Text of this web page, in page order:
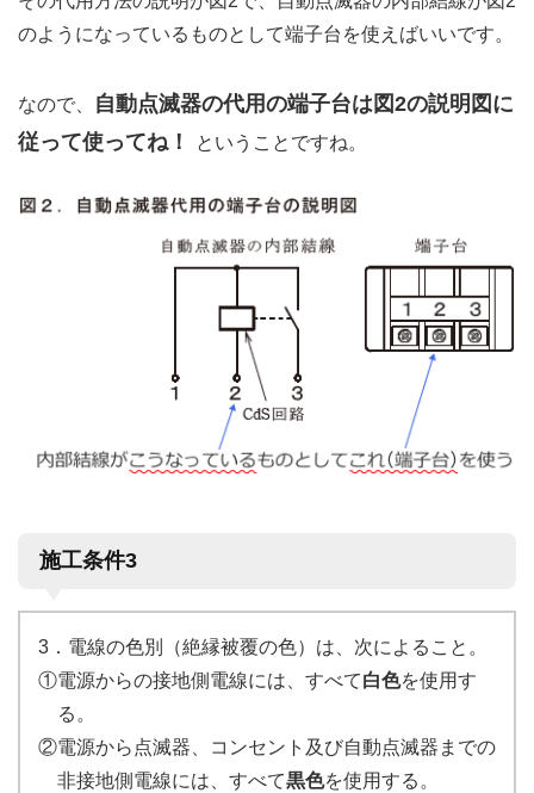
のようになっているものとして端子台を使えばいいです。
なので、
自動点滅器の代用の端子台は図2の説明図に
従って使ってね！
ということですね。
施工条件3
3．電線の色別（絶縁被覆の色）は、次によること。
①電源からの接地側電線には、すべて白色を使用す
る。
②電源から点滅器、コンセント及び自動点滅器までの
非接地側電線には、すべて黒色を使用する。